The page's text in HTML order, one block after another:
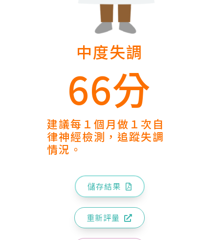
中度失調
66分
建議每１個月做１次自
律神經檢測，追蹤失調
情況。
儲存結果
重新評量